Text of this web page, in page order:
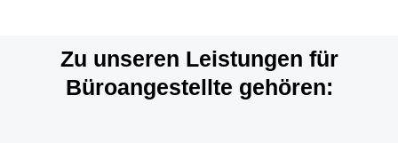
Zu unseren Leistungen für
Büroangestellte gehören: